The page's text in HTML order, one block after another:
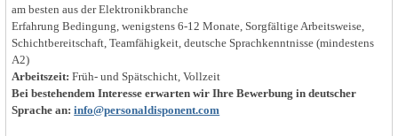
am besten aus der Elektronikbranche
Erfahrung Bedingung, wenigstens 6-12 Monate, Sorgfältige Arbeitsweise,
Schichtbereitschaft, Teamfähigkeit, deutsche Sprachkenntnisse (mindestens
A2)
Arbeitszeit:Früh- und Spätschicht, Vollzeit
Bei bestehendem Interesse erwarten wir Ihre Bewerbung in deutscher
Sprache an:info@personaldisponent.com